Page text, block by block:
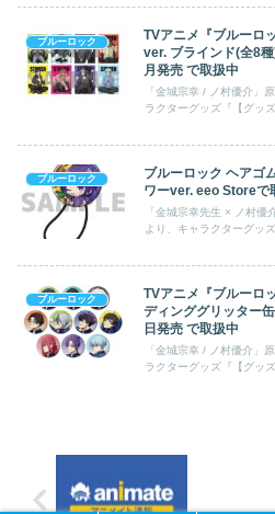
ブルーロック
TVアニメ『ブルーロ
ver. ブラインド(全8
月発売 で取扱中
「金城宗幸 / ノ村優介」
ラクターグッズ『【グッ
ブルーロック
ブルーロック ヘアゴ
ワーver. eeo Storeで
「金城宗幸先生 × ノ村優
より、キャラクターグッ
ブルーロック
TVアニメ『ブルーロ
ディンググリッター
日発売 で取扱中
「金城宗幸 / ノ村優介」
ラクターグッズ『【グッズ